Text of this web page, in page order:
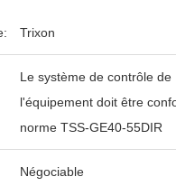
Trixon
Le système de contrôle de
l'équipement doit être
norme TSS-GE40-55DIR
Négociable